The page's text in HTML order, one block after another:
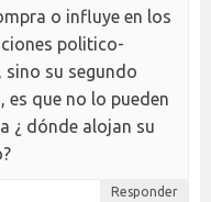
o influye en los
politico-
sino su segundo
es que no lo pueden
¿ dónde alojan su
Responder